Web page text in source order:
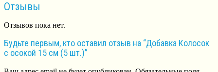
Отзывы
Отзывов пока нет.
Будьте первым, кто оставил отзыв на “Добавка Колосок
с осокой 15 см (5 шт.)”